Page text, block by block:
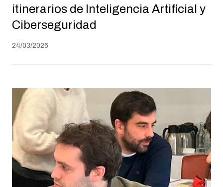
itinerarios de Inteligencia Artificial y
Ciberseguridad
24/03/2026